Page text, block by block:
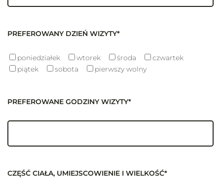
PREFEROWANY DZIEŃ WIZYTY*
poniedziałek wtorek środa
czwartek
piątek
sobota pierwszy wolny
PREFEROWANE GODZINY WIZYTY*
CZĘŚĆ CIAŁA, UMIEJSCOWIENIE I WIELKOŚĆ*